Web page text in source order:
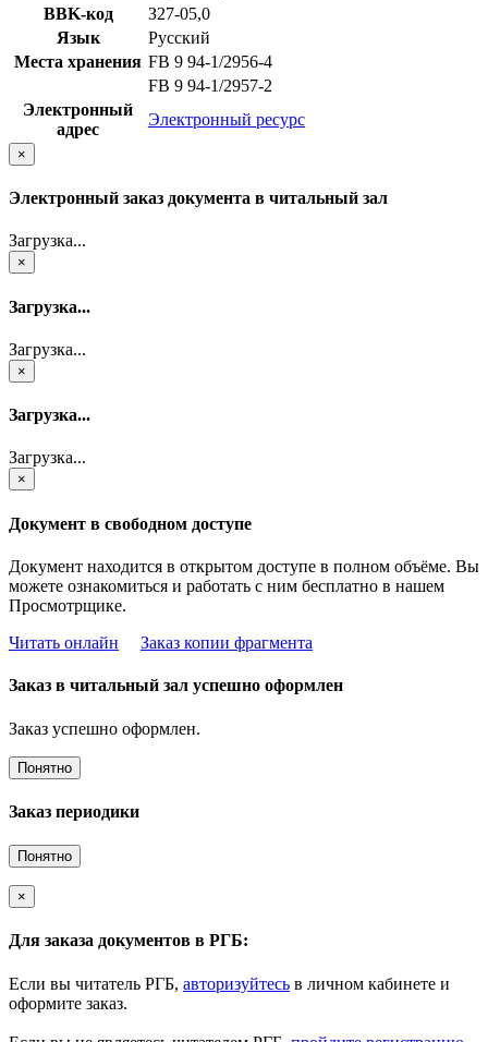
BBK-код
З27-05,0
Язык
Русский
Места хранения FB 9 94-1/2956-4
FB 9 94-1/2957-2
Электронный
адрес
Электронный ресурс
×
Электронный заказ документа в читальный зал
Загрузка...
×
Загрузка...
Загрузка...
×
Загрузка...
Загрузка...
×
Документ в свободном доступе
Документ находится в открытом доступе в полном объёме. Вы
можете ознакомиться и работать с ним бесплатно в нашем
Просмотрщике.
Читать онлайн
Заказ копии фрагмента
Заказ в читальный зал успешно оформлен
Заказ успешно оформлен.
Понятно
Заказ периодики
Понятно
×
Для заказа документов в РГБ:
Если вы читатель РГБ, авторизуйтесь в личном кабинете и
оформите заказ.